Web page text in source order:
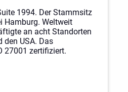
1994. Der Stammsitz
Hamburg. Weltweit
an acht Standorten
den USA. Das
27001 zertifiziert.